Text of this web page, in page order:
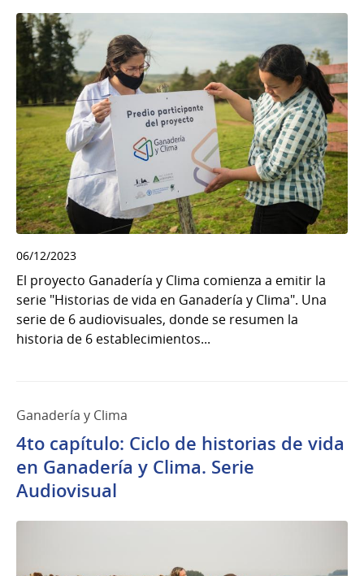
06/12/2023
El proyecto Ganadería y Clima comienza a emitir la
serie "Historias de vida en Ganadería y Clima". Una
serie de 6 audiovisuales, donde se resumen la
historia de 6 establecimientos...
Ganadería y Clima
4to capítulo: Ciclo de historias de vida
en Ganadería y Clima. Serie
Audiovisual